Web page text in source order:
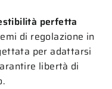
perfetta
di regolazione in
per adattarsi
libertà di